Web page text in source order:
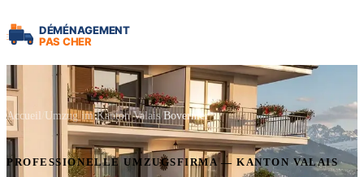
Accueil Umzug im Kanton Valais Bovernier
PROFESSIONELLE UMZUGSFIRMA — KANTON VALAIS